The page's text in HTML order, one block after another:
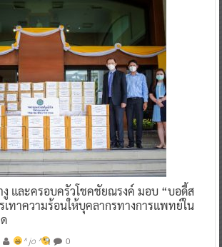
และครอบครัวโชคชัยณรงค์ มอบ “บอดี้ส
เทาความร้อนให้บุคลากรทางการแพทย์ใน
^ jo ^ 0